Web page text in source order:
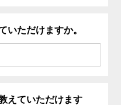
いただけますか。
えていただけます